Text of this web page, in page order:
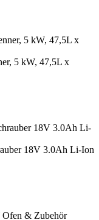
5 kW, 47,5L x
18V 3.0Ah Li-Ion